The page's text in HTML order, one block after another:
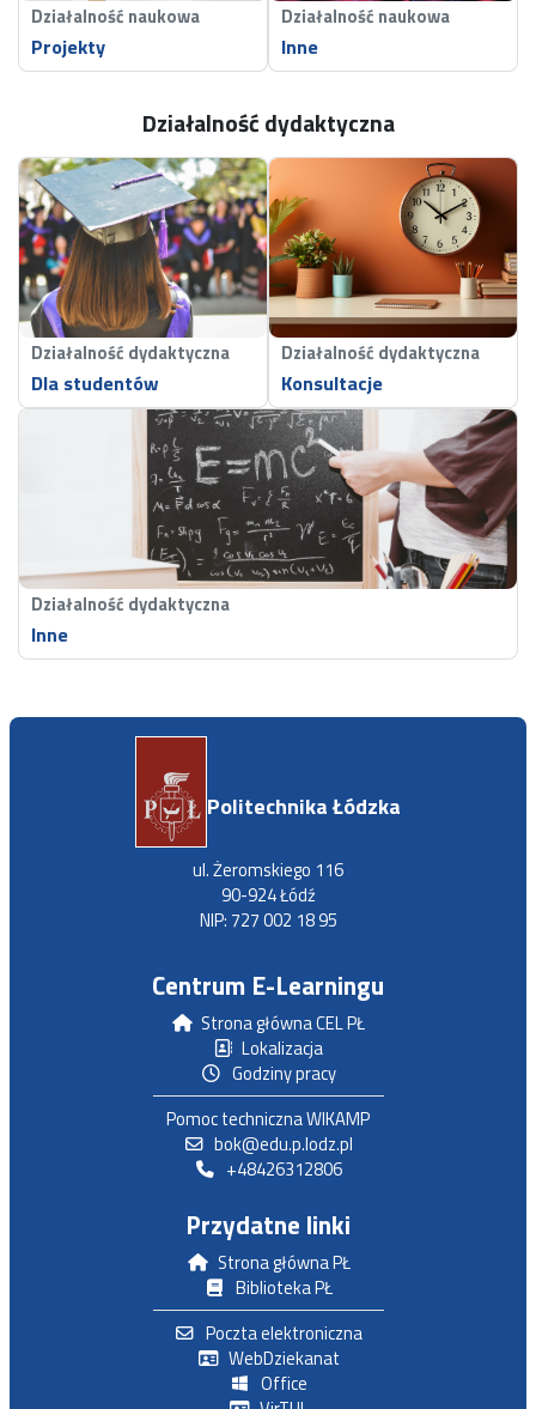
Działalność naukowa
Projekty
Działalność naukowa
Inne
Działalność dydaktyczna
Działalność dydaktyczna
Dla studentów
Działalność dydaktyczna
Konsultacje
Działalność dydaktyczna
Inne
Politechnika Łódzka
ul. Żeromskiego 116
90-924 Łódź
NIP: 727 002 18 95
Centrum E-Learningu
Strona główna CEL PŁ
Lokalizacja
Godziny pracy
Pomoc techniczna WIKAMP
bok@edu.p.lodz.pl
+48426312806
Przydatne linki
Strona główna PŁ
Biblioteka PŁ
Poczta elektroniczna
WebDziekanat
Office